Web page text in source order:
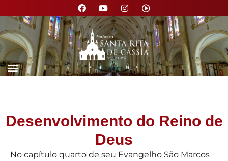
Desenvolvimento do Reino de
Deus
No capítulo quarto de seu Evangelho São Marcos